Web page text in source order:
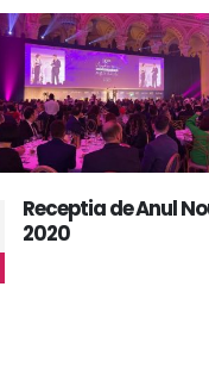
Conferinta
Plenipotentiarilor